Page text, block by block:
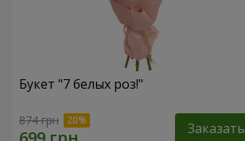
Букет "7 белых роз!"
874 грн Заказать